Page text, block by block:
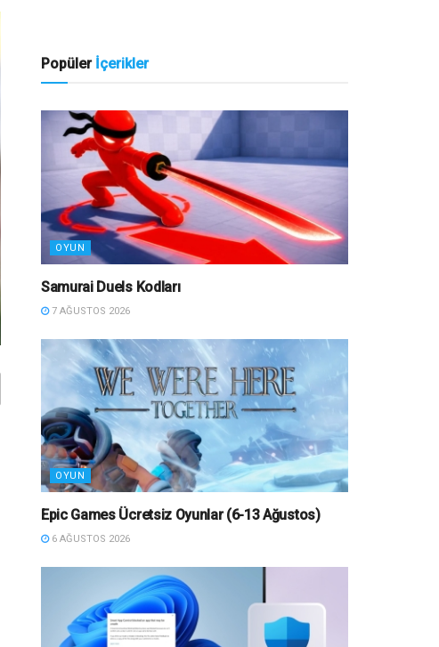
Popüler İçerikler
OYUN
Samurai Duels Kodları
7 AĞUSTOS 2026
OYUN
Epic Games Ücretsiz Oyunlar (6-13 Ağustos)
6 AĞUSTOS 2026